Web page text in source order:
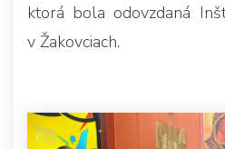
ktorá bola odovzdaná
v Žakovciach.